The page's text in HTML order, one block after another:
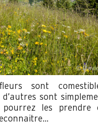
sont
sont
pourrez les prendre